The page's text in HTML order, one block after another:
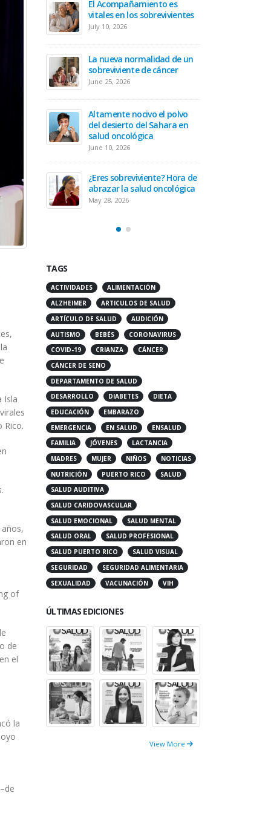
Isla
Rico.
en
of
de
el
la
es
de un
polvo
en
Hora de
prepararte antes de recibir
tu tratamiento oncológico
April 30, 2026
Hora de prepararse para ser
un cuidador oncológico
March 19, 2026
Equilibrando tu diagnóstico
oncológico con tu actitud
February 19, 2026
January 20, 2026
ALZHEIMER
ARTICULOS DE SALUD
ARTÍCULO DE SALUD
AUDICIÓN
AUTISMO
BEBÉS
CORONAVIRUS
COVID-19
CRIANZA
CÁNCER
CÁNCER DE SENO
DEPARTAMENTO DE SALUD
DESARROLLO
DIABETES
EDUCACIÓN
EMBARAZO
EMERGENCIA
EN SALUD
FAMILIA
JÓVENES
LACTANCIA
MADRES
MUJER NIÑOS
NOTICIAS
NUTRICIÓN
PUERTO RICO
SALUD
SALUD AUDITIVA
SALUD CARIDOVASCULAR
SALUD EMOCIONAL
SALUD MENTAL
SALUD ORAL
SALUD PROFESIONAL
SALUD PUERTO RICO
SALUD VISUAL
SEGURIDAD
SEGURIDAD ALIMENTARIA
SEXUALIDAD
VACUNACIÓN VIH